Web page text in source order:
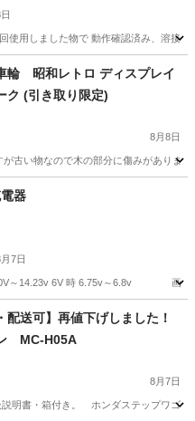
使用しました物で 動作確認済み、溶接
溶接機
昭和レトロ ディスプレイ
(引き取り限定)
8月8日
古い物なので木の部分に傷みがありま
ホイール
器
7日
～14.23v 6V 時 6.75v～6.8v 画像
充電器
配送可】再値下げしました！
MC-H05A
8月7日
明書・箱付き。 ホンダステップワゴ